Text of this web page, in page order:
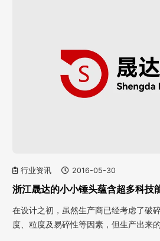
行业资讯 2016-05-30
浙江晟达的小小锤头蕴含超多科技
在设计之初，虽然生产商已经考虑了破
度、粒度及易碎性等因素，但生产出来